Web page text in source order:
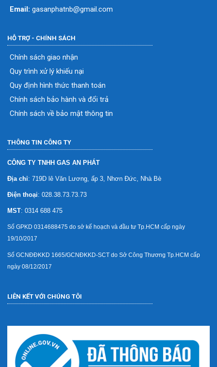
Email: gasanphatnb@gmail.com
HỖ TRỢ - CHÍNH SÁCH
Chính sách giao nhận
Quy trình xử lý khiếu nại
Quy định hình thức thanh toán
Chính sách bảo hành và đổi trả
Chính sách về bảo mật thông tin
THÔNG TIN CÔNG TY
CÔNG TY TNHH GAS AN PHÁT
Địa chỉ: 719D lê Văn Lương, ấp 3, Nhơn Đức, Nhà Bè
Điện thoại: 028.38.73.73.73
MST: 0314 688 475
Số GPKD 0314688475 do sở kế hoạch và đầu tư Tp.HCM cấp ngày
19/10/2017
Số GCNĐĐKKD 1665/GCNĐKKD-SCT do Sở Công Thương Tp.HCM cấp
ngày 08/12/2017
LIÊN KẾT VỚI CHÚNG TÔI